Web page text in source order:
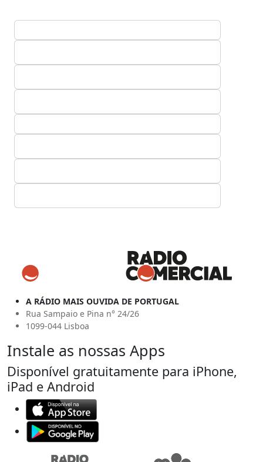
A RÁDIO MAIS OUVIDA DE PORTUGAL
Rua Sampaio e Pina n° 24/26
1099-044 Lisboa
Instale as nossas Apps
Disponível gratuitamente para iPhone,
iPad e Android